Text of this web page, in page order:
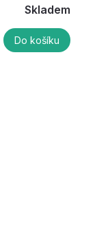
Skladem
Do košíku